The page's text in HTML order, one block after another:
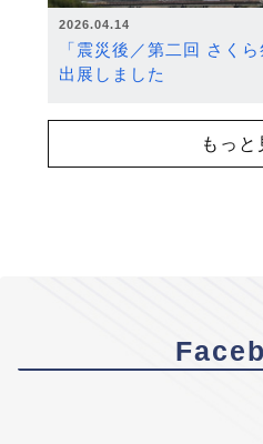
2026.04.14
「震災後／第二回 さく
出展しました
もっと